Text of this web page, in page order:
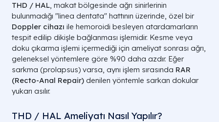
THD / HAL, makat bölgesinde ağrı sinirlerinin
bulunmadığı "linea dentata" hattının üzerinde, özel bir
Doppler cihazı ile hemoroidi besleyen atardamarların
tespit edilip dikişle bağlanması işlemidir. Kesme veya
doku çıkarma işlemi içermediği için ameliyat sonrası ağrı,
geleneksel yöntemlere göre %90 daha azdır. Eğer
sarkma (prolapsus) varsa, aynı işlem sırasında RAR
(Recto-Anal Repair) denilen yöntemle sarkan dokular
yukarı asılır.
THD / HAL Ameliyatı Nasıl Yapılır?